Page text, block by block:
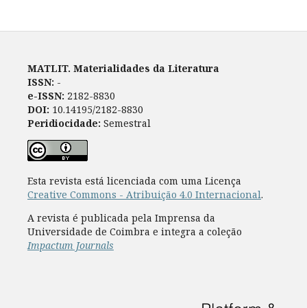
MATLIT. Materialidades da Literatura
ISSN: -
e-ISSN: 2182-8830
DOI: 10.14195/2182-8830
Peridiocidade: Semestral
Esta revista está licenciada com uma Licença
Creative Commons - Atribuição 4.0 Internacional.
A revista é publicada pela Imprensa da
Universidade de Coimbra e integra a coleção
Impactum Journals